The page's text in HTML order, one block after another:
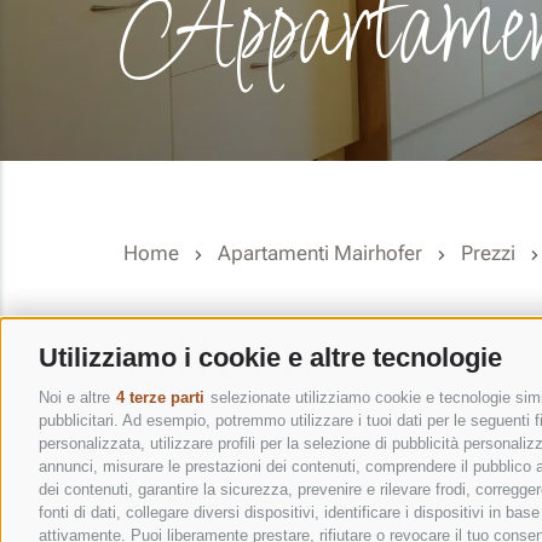
Utilizziamo i cookie e altre tecnologie
Noi e altre 4 terze parti selezionate utilizziamo cookie e tecnologie
pubblicitari. Ad esempio, potremmo utilizzare i tuoi dati per le
personalizzata, utilizzare profili per la selezione di pubblicità
annunci, misurare le prestazioni dei contenuti, comprendere il
dei contenuti, garantire la sicurezza, prevenire e rilevare frodi,
fonti di dati, collegare diversi dispositivi, identificare i dispositivi in
attivamente. Puoi liberamente prestare, rifiutare o revocare il tuo
Home Apartamenti Mairhofer Prezzi
Offerte
Attualmente non sono presenti offerte.